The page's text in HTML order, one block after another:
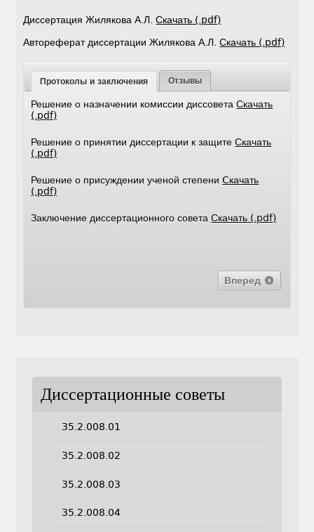
Диссертация Жилякова А.Л.Скачать (.pdf)
Автореферат диссертации Жилякова А.Л.Скачать (.pdf)
Протоколы и заключения Отзывы
Решение о назначении комиссии диссоветаСкачать
(.pdf)
Решение о принятии диссертации к защитеСкачать
(.pdf)
Решение о присуждении ученой степениCкачать
(.pdf)
Заключение диссертационного советаСкачать (.pdf)
Вперед
Диссертационные советы
35.2.008.01
35.2.008.02
35.2.008.03
35.2.008.04